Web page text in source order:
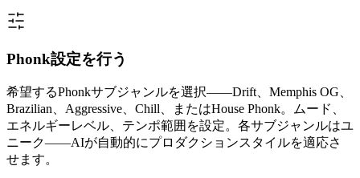
Phonk設定を行う
希望するPhonkサブジャンルを選択——Drift、Memphis OG、
Brazilian、Aggressive、Chill、またはHouse Phonk。ムード、
エネルギーレベル、テンポ範囲を設定。各サブジャンルはユ
ニーク——AIが自動的にプロダクションスタイルを適応さ
せます。